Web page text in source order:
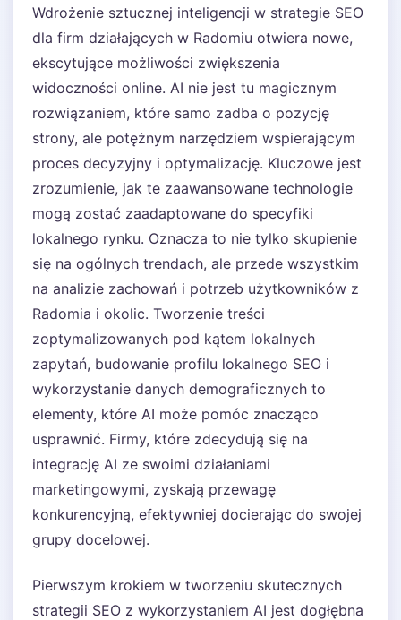
Wdrożenie sztucznej inteligencji w strategie SEO
dla firm działających w Radomiu otwiera nowe,
ekscytujące możliwości zwiększenia
widoczności online. AI nie jest tu magicznym
rozwiązaniem, które samo zadba o pozycję
strony, ale potężnym narzędziem wspierającym
proces decyzyjny i optymalizację. Kluczowe jest
zrozumienie, jak te zaawansowane technologie
mogą zostać zaadaptowane do specyfiki
lokalnego rynku. Oznacza to nie tylko skupienie
się na ogólnych trendach, ale przede wszystkim
na analizie zachowań i potrzeb użytkowników z
Radomia i okolic. Tworzenie treści
zoptymalizowanych pod kątem lokalnych
zapytań, budowanie profilu lokalnego SEO i
wykorzystanie danych demograficznych to
elementy, które AI może pomóc znacząco
usprawnić. Firmy, które zdecydują się na
integrację AI ze swoimi działaniami
marketingowymi, zyskają przewagę
konkurencyjną, efektywniej docierając do swojej
grupy docelowej.
Pierwszym krokiem w tworzeniu skutecznych
strategii SEO z wykorzystaniem AI jest dogłębna